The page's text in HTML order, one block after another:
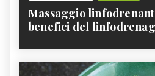
Massaggio
benefici del